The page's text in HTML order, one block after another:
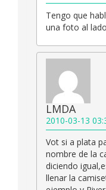
Tengo que
una foto al
LMDA
2010-03-13
Vot si a plata
nombre de la
diciendo
llenar la